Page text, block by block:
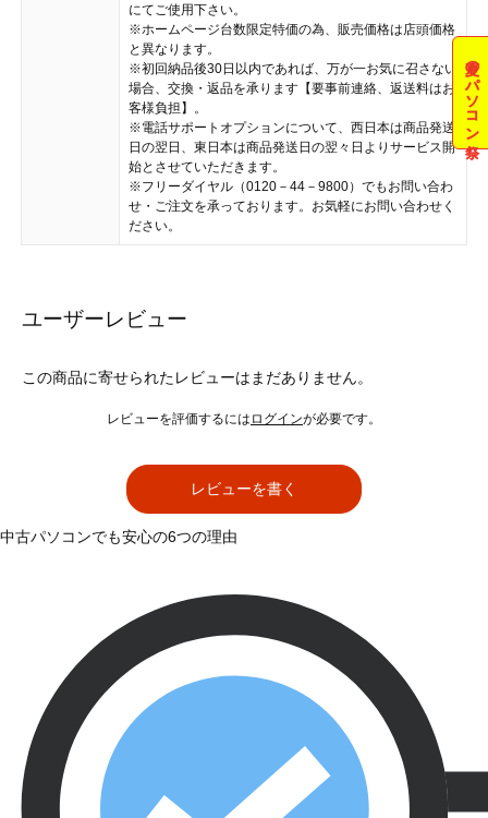
にてご使用下さい。
※ホームページ台数限定特価の為、販売価格は店頭価格
と異なります。
※初回納品後30日以内であれば、万が一お気に召さない
場合、交換・返品を承ります【要事前連絡、返送料はお
客様負担】。
※電話サポートオプションについて、西日本は商品発送
日の翌日、東日本は商品発送日の翌々日よりサービス開
始とさせていただきます。
※フリーダイヤル（0120－44－9800）でもお問い合わ
せ・ご注文を承っております。お気軽にお問い合わせく
ださい。
ユーザーレビュー
この商品に寄せられたレビューはまだありません。
レビューを評価するには ログインが必要です。
レビューを書く
夏のパソコン祭
中古パソコンでも安心の6つの理由